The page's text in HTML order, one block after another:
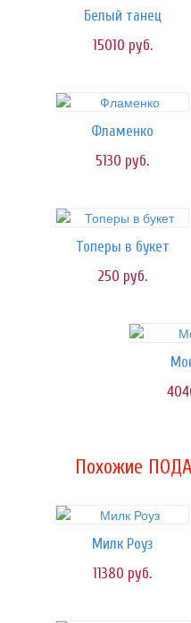
Белый танец
15010 руб.
Фламенко
5130 руб.
Топеры в букет
250 руб.
Похожие
Милк Роуз
11380 руб.